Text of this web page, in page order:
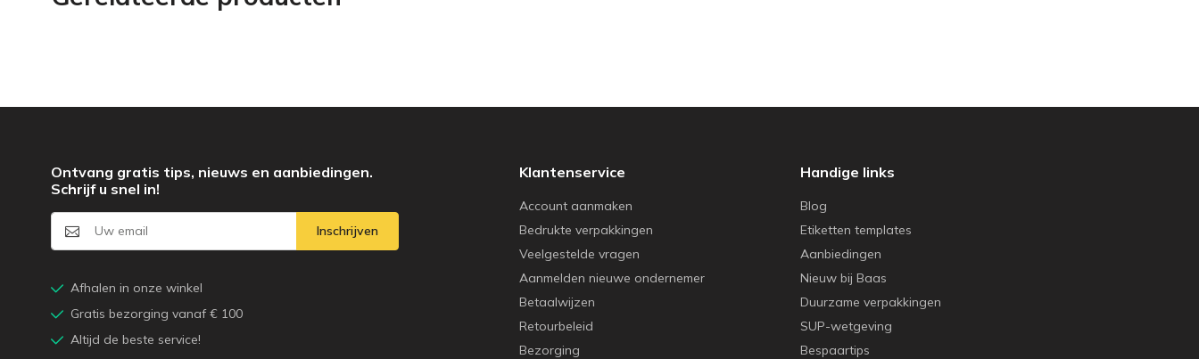
Klantenservice
Account aanmaken
Bedrukte verpakkingen
Veelgestelde vragen
Aanmelden nieuwe ondernemer
Betaalwijzen
Retourbeleid
Bezorging
Handige links
Blog
Etiketten templates
Aanbiedingen
Nieuw bij Baas
Duurzame verpakkingen
SUP-wetgeving
Bespaartips
Ontvang gratis tips, nieuws en aanbiedingen.
Schrijf u snel in!
Inschrijven
Afhalen in onze winkel
Gratis bezorging vanaf € 100
Altijd de beste service!